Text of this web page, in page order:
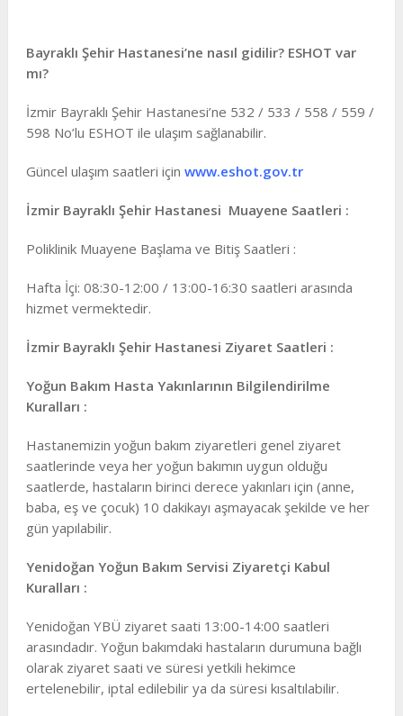
Bayraklı Şehir Hastanesi’ne nasıl gidilir? ESHOT var
mı?
İzmir Bayraklı Şehir Hastanesi’ne 532 / 533 / 558 / 559 /
598 No’lu ESHOT ile ulaşım sağlanabilir.
Güncel ulaşım saatleri için www.eshot.gov.tr
İzmir Bayraklı Şehir Hastanesi Muayene Saatleri :
Poliklinik Muayene Başlama ve Bitiş Saatleri :
Hafta İçi: 08:30-12:00 / 13:00-16:30 saatleri arasında
hizmet vermektedir.
İzmir Bayraklı Şehir Hastanesi Ziyaret Saatleri :
Yoğun Bakım Hasta Yakınlarının Bilgilendirilme
Kuralları :
Hastanemizin yoğun bakım ziyaretleri genel ziyaret
saatlerinde veya her yoğun bakımın uygun olduğu
saatlerde, hastaların birinci derece yakınları için (anne,
baba, eş ve çocuk) 10 dakikayı aşmayacak şekilde ve her
gün yapılabilir.
Yenidoğan Yoğun Bakım Servisi Ziyaretçi Kabul
Kuralları :
Yenidoğan YBÜ ziyaret saati 13:00-14:00 saatleri
arasındadır. Yoğun bakımdaki hastaların durumuna bağlı
olarak ziyaret saati ve süresi yetkili hekimce
ertelenebilir, iptal edilebilir ya da süresi kısaltılabilir.